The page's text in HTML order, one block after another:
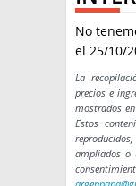
No
el 25/10/
La
precios e
mostrados en
Estos
ampliados o